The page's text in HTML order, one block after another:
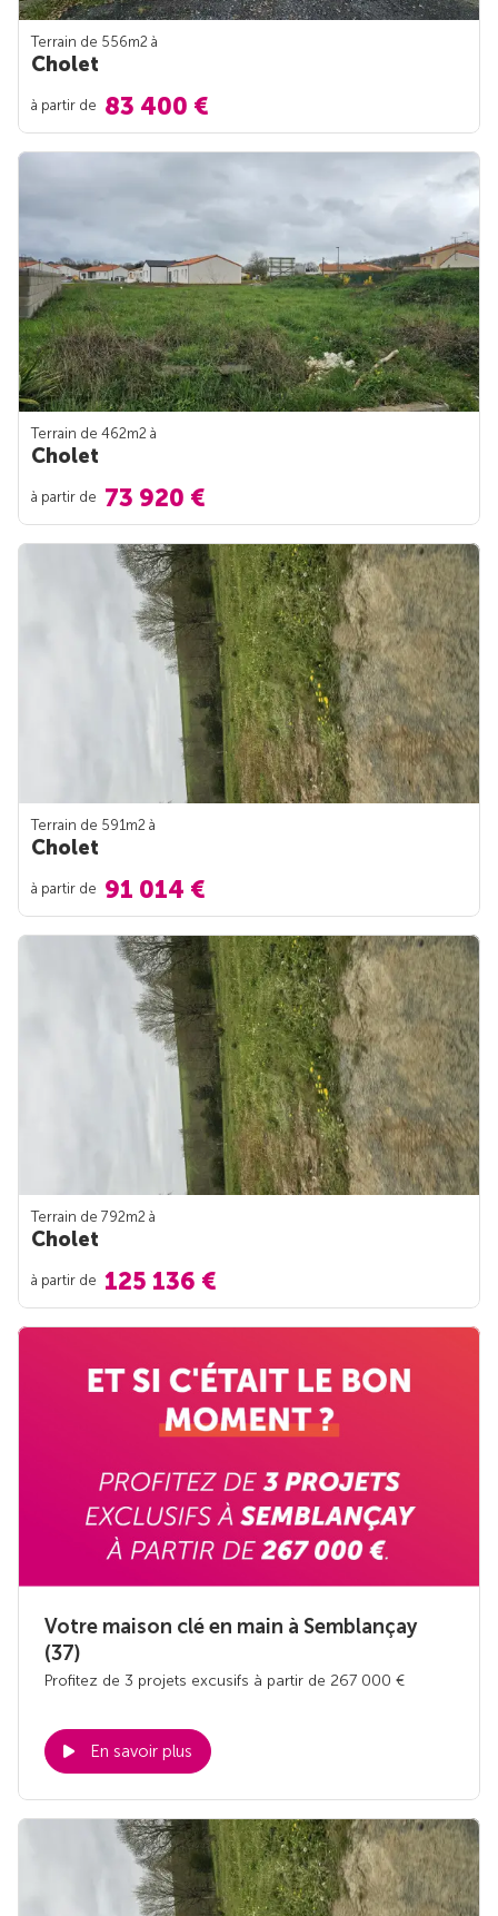
Terrain de 556m2 à
Cholet
à partir de 83 400 €
Terrain de 462m2 à
Cholet
à partir de 73 920 €
Terrain de 591m2 à
Cholet
à partir de 91 014 €
Terrain de 792m2 à
Cholet
à partir de 125 136 €
Votre maison clé en main à Semblançay
(37)
Profitez de 3 projets excusifs à partir de 267 000 €
En savoir plus